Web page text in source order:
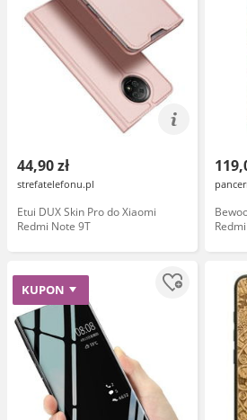
44,90 zł
strefatelefonu.pl
Etui DUX Skin Pro do Xiaomi
Redmi Note 9T
KUPON